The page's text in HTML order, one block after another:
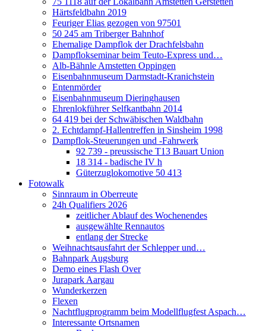
Härtsfeldbahn 2019
Feuriger Elias gezogen von 97501
50 245 am Triberger Bahnhof
Ehemalige Dampflok der Drachfelsbahn
Dampflokseminar beim Teuto-Express und…
Alb-Bähnle Amstetten Oppingen
Eisenbahnmuseum Darmstadt-Kranichstein
Entenmörder
Eisenbahnmuseum Dieringhausen
Ehrenlokführer Selfkantbahn 2014
64 419 bei der Schwäbischen Waldbahn
2. Echtdampf-Hallentreffen in Sinsheim 1998
Dampflok-Steuerungen und -Fahrwerk
92 739 - preussische T13 Bauart Union
18 314 - badische IV h
Güterzuglokomotive 50 413
Fotowalk
Sinnraum in Oberreute
24h Qualifiers 2026
zeitlicher Ablauf des Wochenendes
ausgewählte Rennautos
entlang der Strecke
Weihnachtsausfahrt der Schlepper und…
Bahnpark Augsburg
Demo eines Flash Over
Jurapark Aargau
Wunderkerzen
Flexen
Nachtflugprogramm beim Modellflugfest Aspach…
Interessante Ortsnamen